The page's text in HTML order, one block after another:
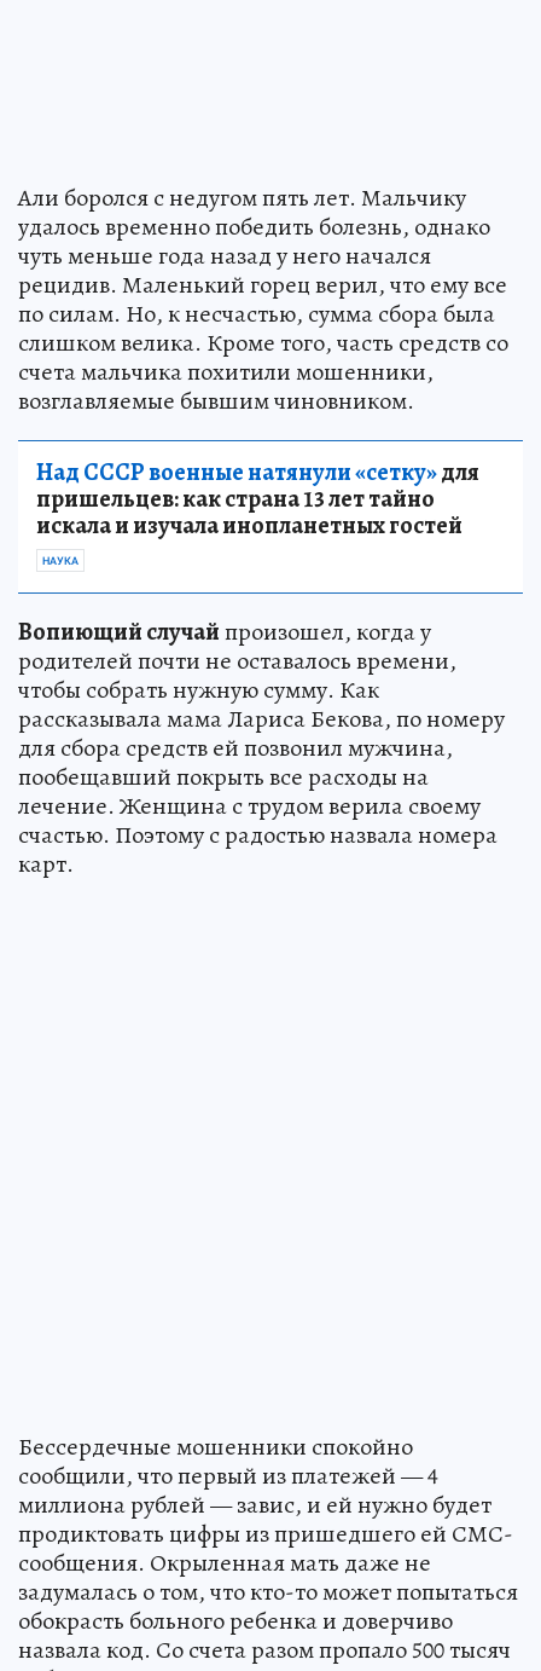
Али боролся с недугом пять лет. Мальчику
удалось временно победить болезнь, однако
чуть меньше года назад у него начался
рецидив. Маленький горец верил, что ему все
по силам. Но, к несчастью, сумма сбора была
слишком велика. Кроме того, часть средств со
счета мальчика похитили мошенники,
возглавляемые бывшим чиновником.
Над СССР военные натянули «сетку»для
пришельцев: как страна 13 лет тайно
искала и изучала инопланетных гостей
НАУКА
Вопиющий случайпроизошел, когда у
родителей почти не оставалось времени,
чтобы собрать нужную сумму. Как
рассказывала мама Лариса Бекова, по номеру
для сбора средств ей позвонил мужчина,
пообещавший покрыть все расходы на
лечение. Женщина с трудом верила своему
счастью. Поэтому с радостью назвала номера
карт.
Бессердечные мошенники спокойно
сообщили, что первый из платежей — 4
миллиона рублей — завис, и ей нужно будет
продиктовать цифры из пришедшего ей СМС-
сообщения. Окрыленная мать даже не
задумалась о том, что кто-то может попытаться
обокрасть больного ребенка и доверчиво
назвала код. Со счета разом пропало 500 тысяч